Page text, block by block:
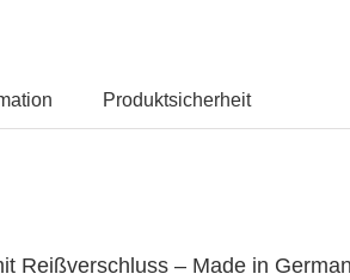
Produktsicherheit
Reißverschluss – Made in